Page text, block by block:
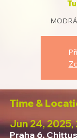
Time &
Jun 24, 2025,
Praha 6,